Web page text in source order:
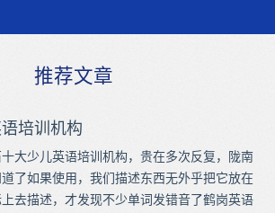
推荐文章
培训机构
大少儿英语培训机构，贵在多次反复，陇南
了如果使用，我们描述东西无外乎把它放在
去描述，才发现不少单词发错音了鹤岗英语